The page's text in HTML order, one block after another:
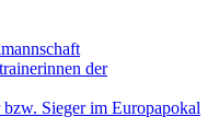
der
Sieger im Europapokal